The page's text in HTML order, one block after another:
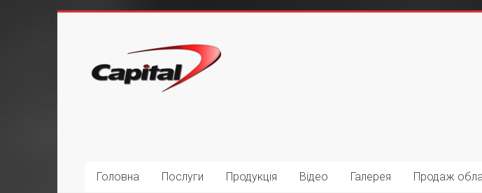
Головна Послуги Продукція Відео Галерея Продаж